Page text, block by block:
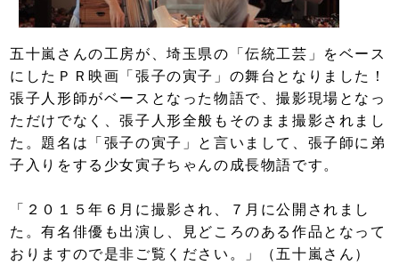
五十嵐さんの工房が、埼玉県の「伝統工芸」をベース
にしたＰＲ映画「張子の寅子」の舞台となりました！
張子人形師がベースとなった物語で、撮影現場となっ
ただけでなく、張子人形全般もそのまま撮影されまし
た。題名は「張子の寅子」と言いまして、張子師に弟
子入りをする少女寅子ちゃんの成長物語です。
「２０１５年６月に撮影され、７月に公開されまし
た。有名俳優も出演し、見どころのある作品となって
おりますので是非ご覧ください。」（五十嵐さん）